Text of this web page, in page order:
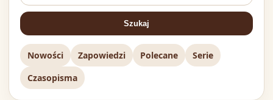
Szukaj
Nowości Zapowiedzi Polecane
Serie
Czasopisma